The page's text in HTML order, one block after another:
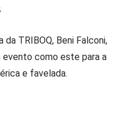
TRIBOQ, Beni Falconi,
evento como este para a
e favelada.